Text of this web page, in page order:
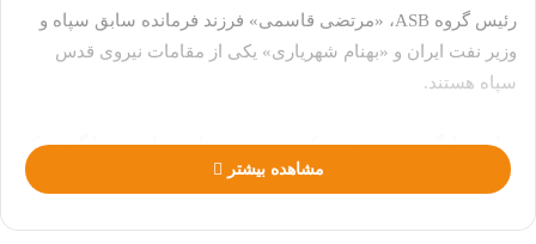
رئیس گروه ASB، «مرتضی قاسمی» فرزند فرمانده سابق سپاه و
وزیر نفت ایران و «بهنام شهریاری» یکی از مقامات نیروی قدس
سپاه هستند.
وزارت دادگستری همچنین یک زن چینی به نام «شائویون وانگ» و یک
مرد عمانی به نام «محمود راشد آمور الحبسی» را به فرار از
متهم کرد.
مشاهده بیشتر